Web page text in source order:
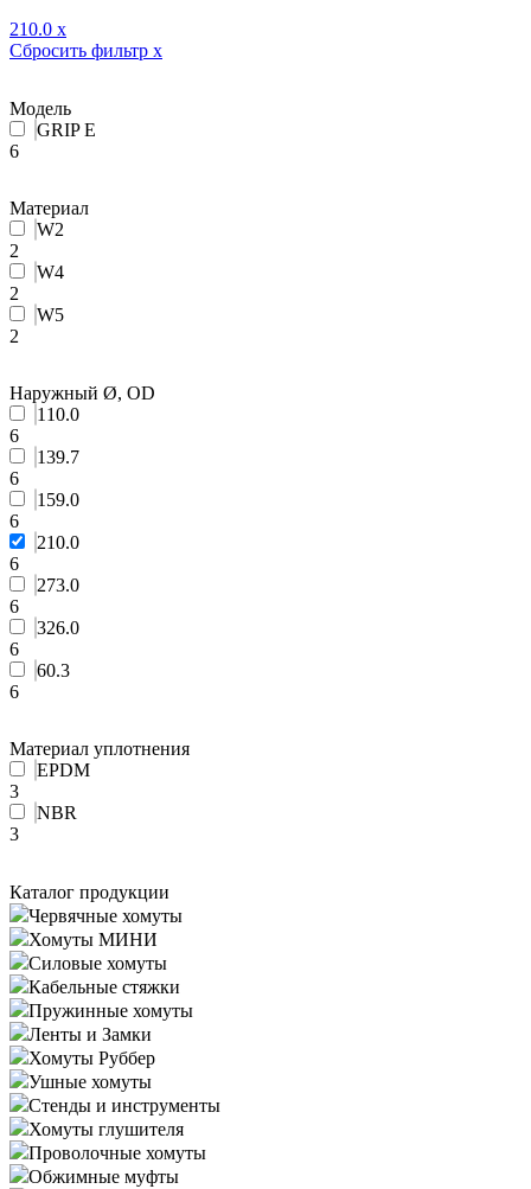
210.0 x
Сбросить фильтр x
Модель
GRIP E
6
Материал
W2
2
W4
2
W5
2
Наружный Ø, OD
110.0
6
139.7
6
159.0
6
210.0
6
273.0
6
326.0
6
60.3
6
Материал уплотнения
EPDM
3
NBR
3
Каталог продукции
Червячные хомуты
Хомуты МИНИ
Силовые хомуты
Кабельные стяжки
Пружинные хомуты
Ленты и Замки
Хомуты Руббер
Ушные хомуты
Стенды и инструменты
Хомуты глушителя
Проволочные хомуты
Обжимные муфты